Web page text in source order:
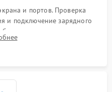
и портов. Проверка
и подключение зарядного
тока с помощью
для локализации проблемы.